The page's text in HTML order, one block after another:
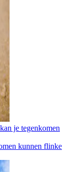
je tegenkomen
kunnen flinke